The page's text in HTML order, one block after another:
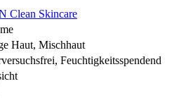
Clean Skincare
Haut, Mischhaut
Feuchtigkeitsspendend